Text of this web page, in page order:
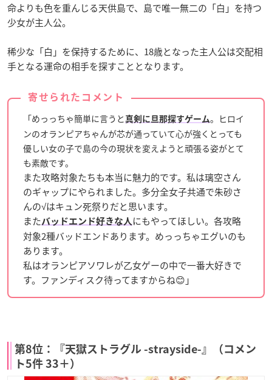
命よりも色を重んじる天供島で、島で唯一無二の「白」を持つ
少女が主人公。
稀少な「白」を保持するために、18歳となった主人公は交配相
手となる運命の相手を探すこととなります。
寄せられたコメント
「めっっちゃ簡単に言うと 真剣に旦那探すゲーム。ヒロイ
ンのオランピアちゃんが芯が通っていて心が強くとっても
優しい女の子で島の今の現状を変えようと頑張る姿がとて
も素敵です。
また攻略対象たちも本当に魅力的です。私は璃空さん
のギャップにやられました。多分全女子共通で朱砂さ
んの√はキュン死祭りだと思います。
また バッドエンド好きな人 にもやってほしい。各攻略
対象2種バッドエンドあります。めっっちゃエグいのも
あります。
私はオランピアソワレが乙女ゲーの中で一番大好きで
す。ファンディスク待ってますからね😊」
第8位：『天獄ストラグル -strayside-』（コメン
ト5件 33＋）